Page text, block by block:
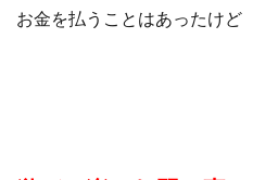
お金を払うことはあったけど